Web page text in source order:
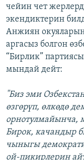
чейин чет
экендиктерин
Анжиян
аргасыз болгон
“Бирлик”
мындай дейт:
"Биз эми
өзгөрүп, өлкөдө
орнотулмайынча,
Бирок, качандыр
чыныгы
ой-пикирлерин